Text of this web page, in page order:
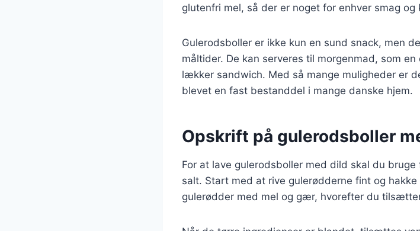
glutenfri mel, så der er noget for enhver smag og
Gulerodsboller er ikke kun en sund snack, men
måltider. De kan serveres til morgenmad, som
lækker sandwich. Med så mange muligheder er
blevet en fast bestanddel i mange danske hjem.
Opskrift på gulerodsboller
For at lave gulerodsboller med dild skal du
salt. Start med at rive gulerødderne fint og
gulerødder med mel og gær, hvorefter du